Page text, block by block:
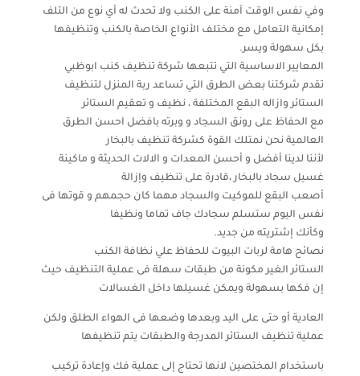
وفي نفس الوقت آمنة على الكنب ولا تحدث له أي نوع من التلف
إمكانية التعامل مع مختلف الأنواع الخاصة بالكنب وتنظيفها
بكل سهولة ويسر.
المعايير الاساسية التي تتبعها شركة تنظيف كنب ابوظبي
تقدم شركتنا بعض الطرق التي تساعد ربة المنزل لتنظيف
الستائر وازاله البقع المختلفة ، نظيف و تعقيم الستائر
مع الحفاظ على رونق السجاد و وبرته بافضل احسن الطرق
العالمية نحن نمتلك القوة كشركة تنظيف بالبخار
لأننا لدينا أفضل و أحسن المعدات و الالات الحديثة و ماكينة
غسيل سجاد بالبخار ،قادرة على تنظيف وإزالة
أصعب البقع للموكيت والسجاد مهما كان حجمهم و قوتها فى
نفس اليوم ستسلم سجادك جاف تماما ونظيفا
وكأنك إشتريته من جديد.
نصائح هامة لربات البيوت للحفاظ علي نظافة الكنب
الستائر الغير مكونة من طبقات سهلة فى عملية التنظيف حيث
إن فكها بسهولة ويمكن غسيلها داخل الغسالات
العادية أو حتى على اليد وبعدها وضعها فى الهواء الطلق ولكن
عملية تنظيف الستائر المدرجة والطبقات يتم تنظيفها
باستخدام المختصين لانها تحتاج إلى عملية فك وإعادة تركيب